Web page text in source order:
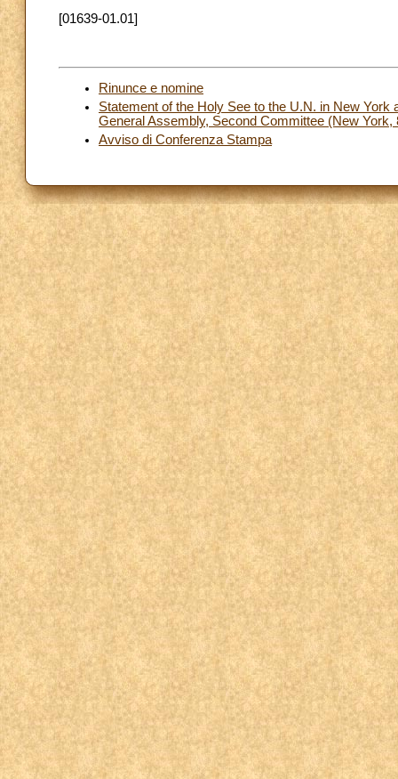
[01639-01.01]
Rinunce e nomine
Statement of the Holy See to the U.N. in New
General Assembly, Second Committee (New York,
Avviso di Conferenza Stampa